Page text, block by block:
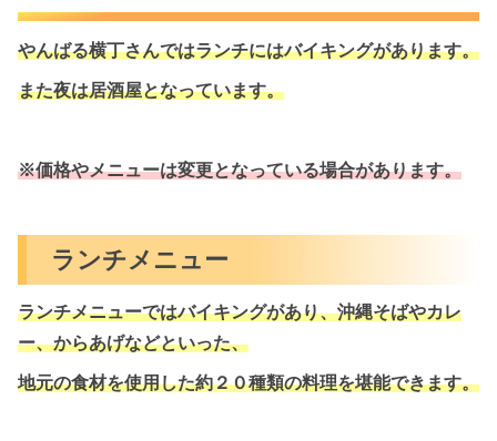
やんばる横丁さんではランチにはバイキングがあります。
また夜は居酒屋となっています。
※価格やメニューは変更となっている場合があります。
ランチメニュー
ランチメニューではバイキングがあり、沖縄そばやカレ
ー、からあげなどといった、
地元の食材を使用した約２０種類の料理を堪能できます。